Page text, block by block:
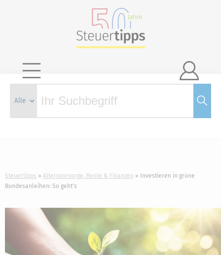

Steuertipps Altersvorsorge, Rente & Finanzen
Investieren in grüne
Bundesanleihen: So geht's